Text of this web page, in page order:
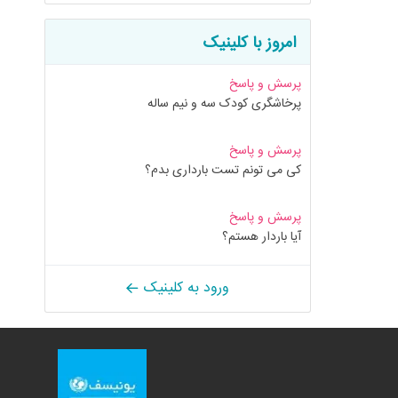
امروز با کلینیک
پرسش و پاسخ
پرخاشگری کودک سه و نیم ساله
پرسش و پاسخ
کی می تونم تست بارداری بدم؟
پرسش و پاسخ
آیا باردار هستم؟
ورود به کلینیک